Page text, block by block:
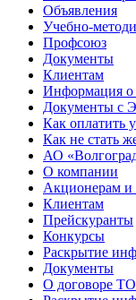
Oбъявления
Учебно-
Профсоюз
Документы
Клиентам
Информация о
Документы с
Как оплатить
Как не стать
АО
О компании
Акционерам и
Клиентам
Прейскуранты
Конкурсы
Раскрытие
Документы
О договоре